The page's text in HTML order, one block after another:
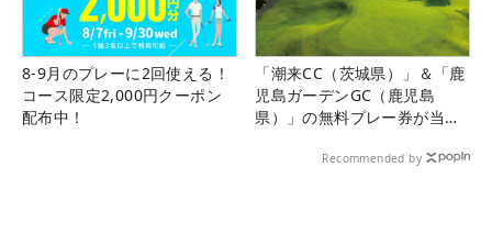
8-9月のプレーに2回使える！
コース限定2,000円クーポン
配布中！
「潮来CC（茨城県）」＆「鹿
児島ガーデンGC（鹿児島
県）」の無料プレー券が当た
Recommended by